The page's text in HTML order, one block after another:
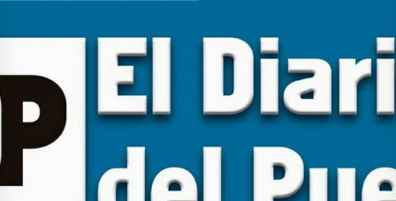
content
EL DIARIO DEL